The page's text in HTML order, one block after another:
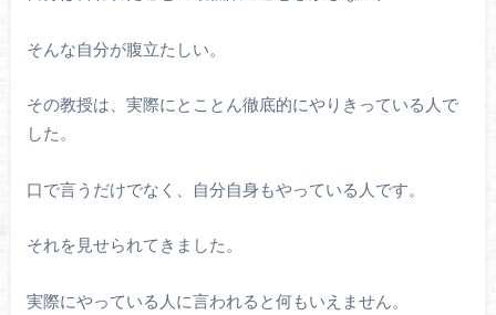
そんな自分が腹立たしい。
その教授は、実際にとことん徹底的にやりきっている人で
した。
口で言うだけでなく、自分自身もやっている人です。
それを見せられてきました。
実際にやっている人に言われると何もいえません。